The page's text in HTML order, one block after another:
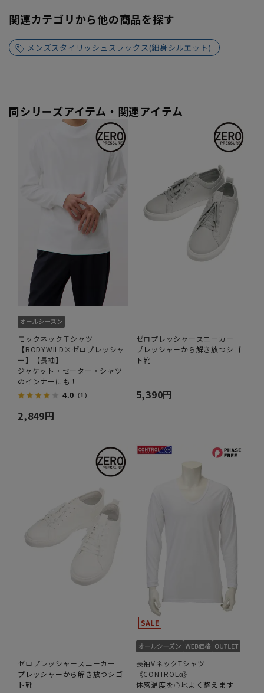
関連カテゴリから他の商品を探す
メンズスタイリッシュスラックス(細身シルエット)
同シリーズアイテム・関連アイテム
モックネックＴシャツ
【BODYWILD×ゼロプレッシャ
ー】【長袖】
ジャケット・セーター・シャツ
のインナーにも！
4.0 （1）
2,849円
ゼロプレッシャースニーカー
プレッシャーから解き放つシゴ
ト靴
5,390円
ゼロプレッシャースニーカー
プレッシャーから解き放つシゴ
ト靴
長袖VネックTシャツ
《CONTROLα》
体感温度を心地よく整えます